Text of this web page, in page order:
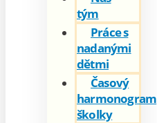
tým
Práce s
nadanými
dětmi
Časový
harmonogram
školky